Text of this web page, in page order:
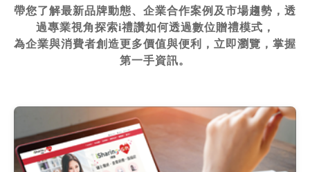
帶您了解最新品牌動態、企業合作案例及市場趨勢，透
過專業視角探索i禮讚如何透過數位贈禮模式，
為企業與消費者創造更多價值與便利，立即瀏覽，掌握
第一手資訊。